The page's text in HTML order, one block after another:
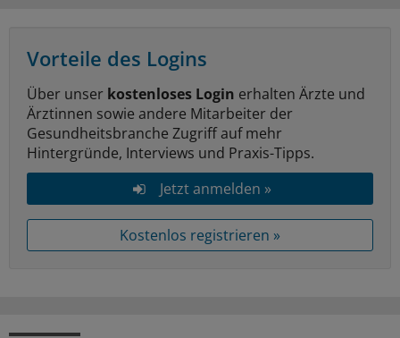
Vorteile des Logins
Über unser kostenloses Login erhalten Ärzte und
Ärztinnen sowie andere Mitarbeiter der
Gesundheitsbranche Zugriff auf mehr
Hintergründe, Interviews und Praxis-Tipps.
Jetzt anmelden »
Kostenlos registrieren »